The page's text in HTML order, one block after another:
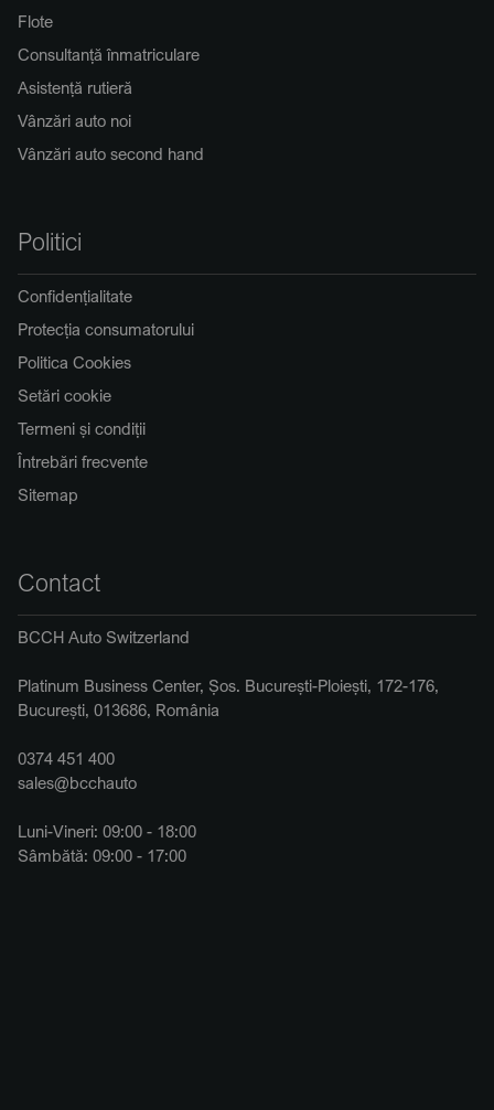
Flote
Consultanță înmatriculare
Asistență rutieră
Vânzări auto noi
Vânzări auto second hand
Politici
Confidențialitate
Protecția consumatorului
Politica Cookies
Setări cookie
Termeni și condiții
Întrebări frecvente
Sitemap
Contact
BCCH Auto Switzerland
Platinum Business Center, Șos. București-Ploiești, 172-176,
București, 013686, România
0374 451 400
sales@bcchauto
Luni-Vineri: 09:00 - 18:00
Sâmbătă: 09:00 - 17:00